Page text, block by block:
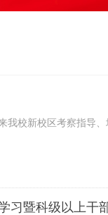
校新校区考察指导
习暨科级以上干